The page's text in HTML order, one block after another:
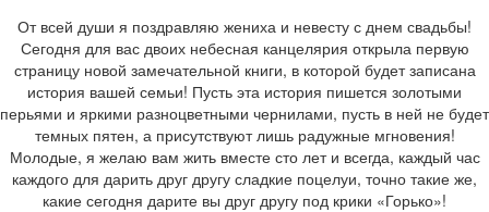
От всей души я поздравляю жениха и невесту с днем свадьбы!
Сегодня для вас двоих небесная канцелярия открыла первую
страницу новой замечательной книги, в которой будет записана
история вашей семьи! Пусть эта история пишется золотыми
перьями и яркими разноцветными чернилами, пусть в ней не будет
темных пятен, а присутствуют лишь радужные мгновения!
Молодые, я желаю вам жить вместе сто лет и всегда, каждый час
каждого для дарить друг другу сладкие поцелуи, точно такие же,
какие сегодня дарите вы друг другу под крики «Горько»!